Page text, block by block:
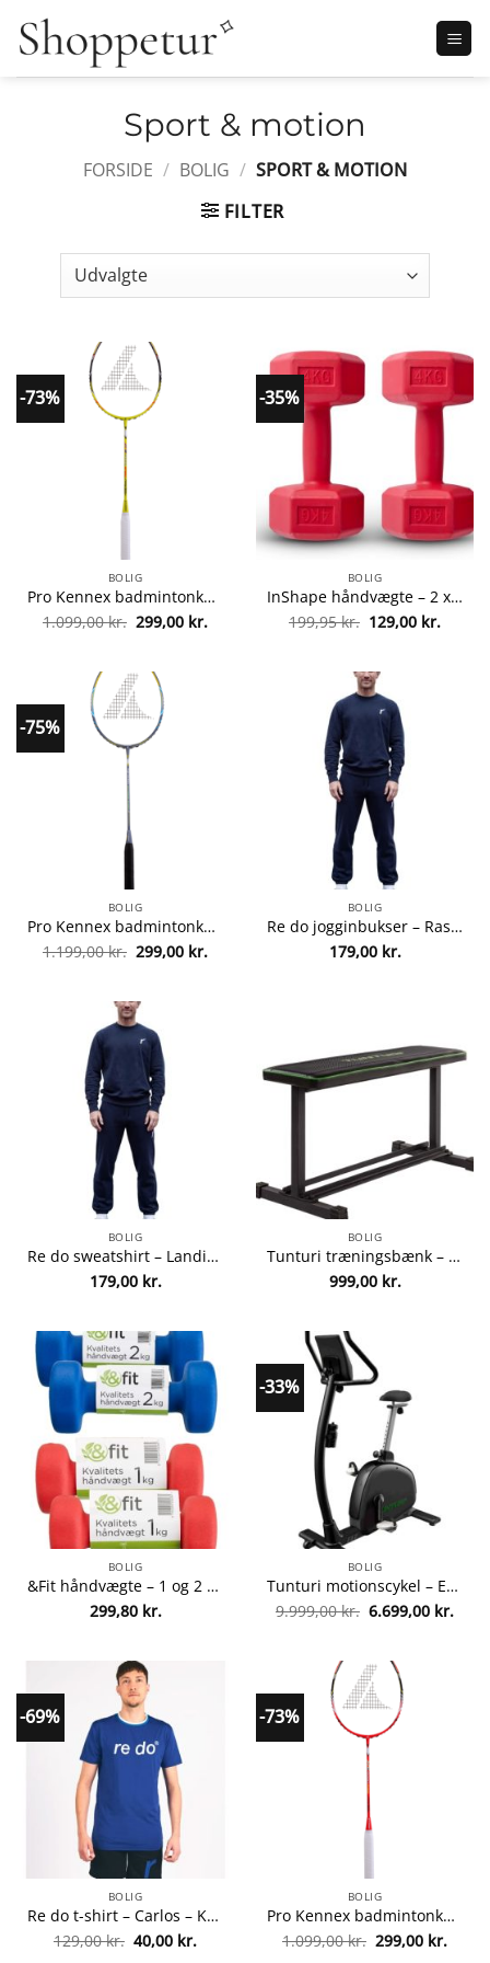
Fortsæt
Sport & motion
FORSIDE / BOLIG / SPORT & MOTION
FILTER
-73%
BOLIG
Pro Kennex badmintonketcher – X3 9000 – Sort/gul fra Pro Kennex 83918901775
1.099,00kr. Den
oprindelige
1.099,00 kr..
299,00 kr.Den
aktuelle
-35%
BOLIG
InShape håndvægte – 2 x 4 kg fra InShape 5709386171773
199,95kr. Den
oprindelige
199,95 kr..
129,00 kr.Den
-75%
BOLIG
Pro Kennex badmintonketcher – Kinetic Extreme Speed – Gul/grå fra Pro Kennex 83918901942
1.199,00kr. Den
oprindelige
1.199,00 kr..
299,00 kr.Den
aktuelle
BOLIG
Re do jogginbukser – Rasmus – Navy fra Re do 5700382792436
179,00 kr.
BOLIG
Re do sweatshirt – Landis – Navy fra Re do 5700382792535
179,00 kr.
BOLIG
Tunturi træningsbænk – FB20 fra Tunturi 8717842027844
999,00 kr.
BOLIG
&Fit håndvægte – 1 og 2 kg – 4 stk. fra &Fit 5700384208454
299,80 kr.
-33%
BOLIG
Tunturi motionscykel – E60 fra tunturi 8717842028292
9.999,00kr. Den
oprindelige
9.999,00 kr..
6.699,00 kr.Den
-69%
BOLIG
Re do t-shirt – Carlos – Kobolt fra Re do 5700382715985
129,00kr. Den
oprindelige
40,00 kr.Den
aktuelle
-73%
BOLIG
Pro Kennex badmintonketcher – X3 9000 Pro – Sort/rød fra Pro Kennex 83918901737
1.099,00kr. Den
oprindelige
299,00 kr.Den